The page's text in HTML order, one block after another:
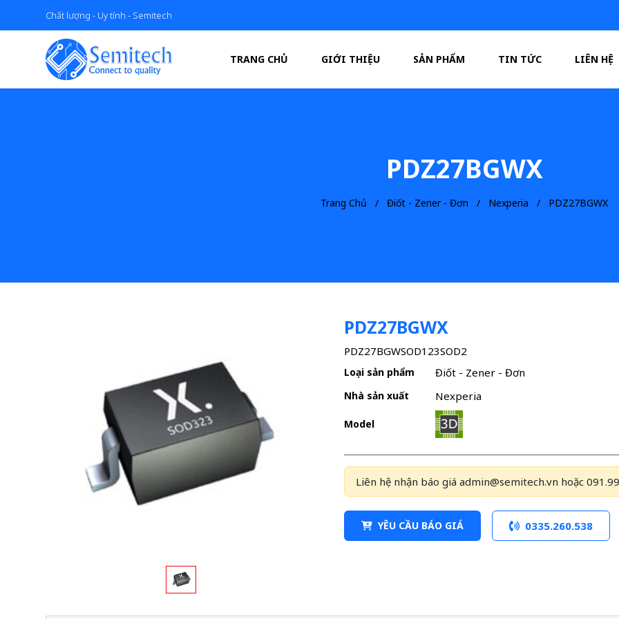
Chất lượng - Uy tính - Semitech
TRANG CHỦ GIỚI THIỆU SẢN PHẨM TIN TỨC LIÊN HỆ
PDZ27BGWX
Trang Chủ Điốt - Zener - Đơn Nexperia PDZ27BGWX
PDZ27BGWX
PDZ27BGWSOD123SOD2
Loại sản phẩm Điốt - Zener - Đơn
Nhà sản xuất Nexperia
Model
Liên hệ nhận báo giá admin@semitech.vn hoặc
YÊU CẦU BÁO GIÁ 0335.260.538